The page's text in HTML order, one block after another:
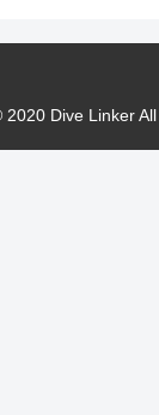
Dive Linker All